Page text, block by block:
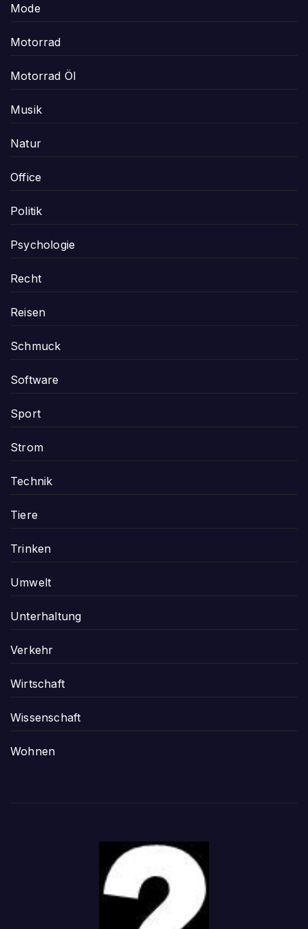
Mode
Motorrad
Motorrad Öl
Musik
Natur
Office
Politik
Psychologie
Recht
Reisen
Schmuck
Software
Sport
Strom
Technik
Tiere
Trinken
Umwelt
Unterhaltung
Verkehr
Wirtschaft
Wissenschaft
Wohnen